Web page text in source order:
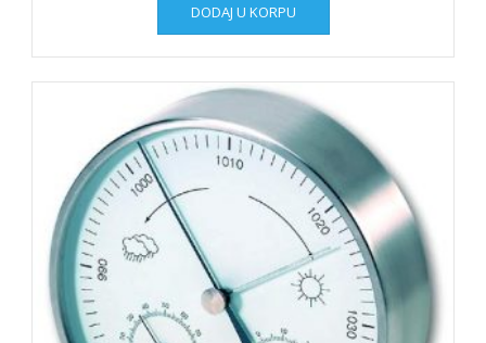
DODAJ U KORPU